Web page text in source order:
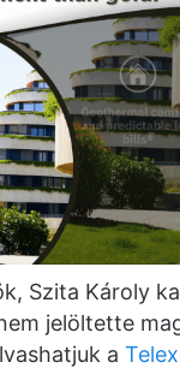
Szita Károly
jelöltette
a